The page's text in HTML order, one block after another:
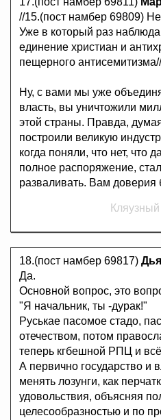
//15.(пост намбер 69809)
Уже в который раз
единение христиан и
пещерного антисемитизма//
Ну, с вами мы уже
власть, вы уничтожили
этой страны. Правда,
построили великую
когда поняли, что нет, что
полное распоряжение,
разваливать. Вам доверия
18.(пост намбер 69817)
Да.
Основной вопрос, это
"Я начальник, ты -дурак!"
Руськае пасомое стадо,
отечеством, потом
теперь кгбешной РПЦ и
А первично государство и
менять лозунги, как
удовольствия, объясняя
целесообразностью и по